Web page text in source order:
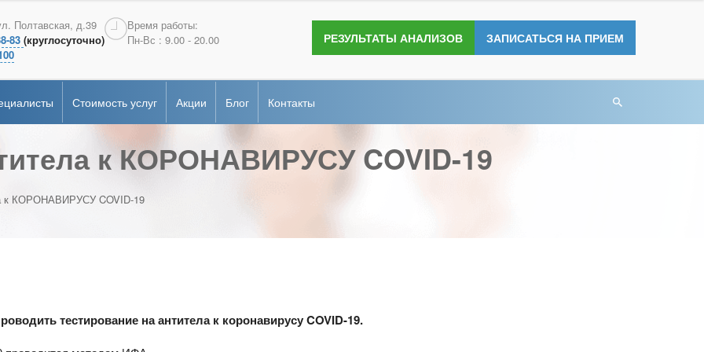
Полтавская, д.39
83 (круглосуточно)
Время работы:
Пн-Вс : 9.00 - 20.00
РЕЗУЛЬТАТЫ АНАЛИЗОВ ЗАПИСАТЬСЯ НА ПРИЕМ
Андрология
Эндоскопия
Стоимость услуг Акции Блог Контакты
диагностика
Андрология
Эндоскопия
к КОРОНАВИРУСУ COVID-19
к КОРОНАВИРУСУ COVID-19
тестирование на антитела к коронавирусу COVID-19.